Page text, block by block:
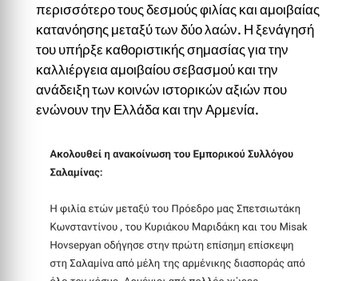
περισσότερο τους δεσμούς φιλίας και αμοιβαίας
κατανόησης μεταξύ των δύο λαών. Η ξενάγησή
του υπήρξε καθοριστικής σημασίας για την
καλλιέργεια αμοιβαίου σεβασμού και την
ανάδειξη των κοινών ιστορικών αξιών που
ενώνουν την Ελλάδα και την Αρμενία.